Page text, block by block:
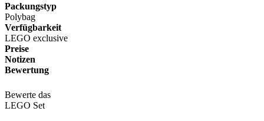
Packungstyp
Polybag
Verfügbarkeit
LEGO exclusive
Preise
Notizen
Bewertung
Bewerte das
LEGO Set